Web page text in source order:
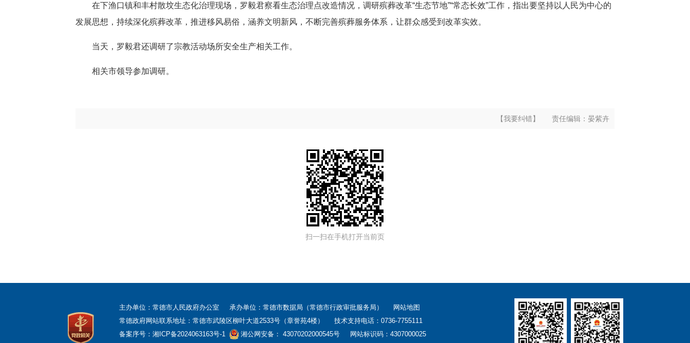
在下渔口镇和丰村散坟生态化治理现场，罗毅君察看生态治理点改造情况，调研殡葬改革“生态节地”“常态长效”工作，指出要坚持以人民为中心的
发展思想，持续深化殡葬改革，推进移风易俗，涵养文明新风，不断完善殡葬服务体系，让群众感受到改革实效。
当天，罗毅君还调研了宗教活动场所安全生产相关工作。
相关市领导参加调研。
【我要纠错】 责任编辑： 晏紫卉
扫一扫在手机打开当前页
主办单位：常德市人民政府办公室 承办单位：常德市数据局（常德市行政审批服务局） 网站地图
常德政府网站联系地址：常德市武陵区柳叶大道2533号（章誉苑4楼） 技术支持电话：0736-7755111
备案序号： 湘ICP备2024063163号-1 湘公网安备： 43070202000545号 网站标识码：4307000025